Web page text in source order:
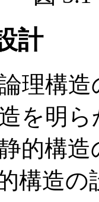
計
理構
を明
的構
構造